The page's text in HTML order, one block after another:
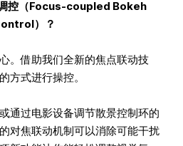
控（Focus-coupled Bokeh
）？
。借助我们全新的焦点联动技
方式进行操控。
通过电影设备调节散景控制环的
对焦联动机制可以消除可能干扰